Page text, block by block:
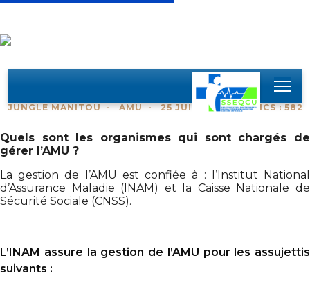
Organismes de Gestion
JUNGLE MANITOU AMU 25 JUIN 2024 CLICS : 582
Quels sont les organismes qui sont chargés de
gérer l’AMU ?
La gestion de l’AMU est confiée à : l’Institut National
d’Assurance Maladie (INAM) et la Caisse Nationale de
Sécurité Sociale (CNSS).
L’INAM assure la gestion de l’AMU pour les assujettis
suivants :